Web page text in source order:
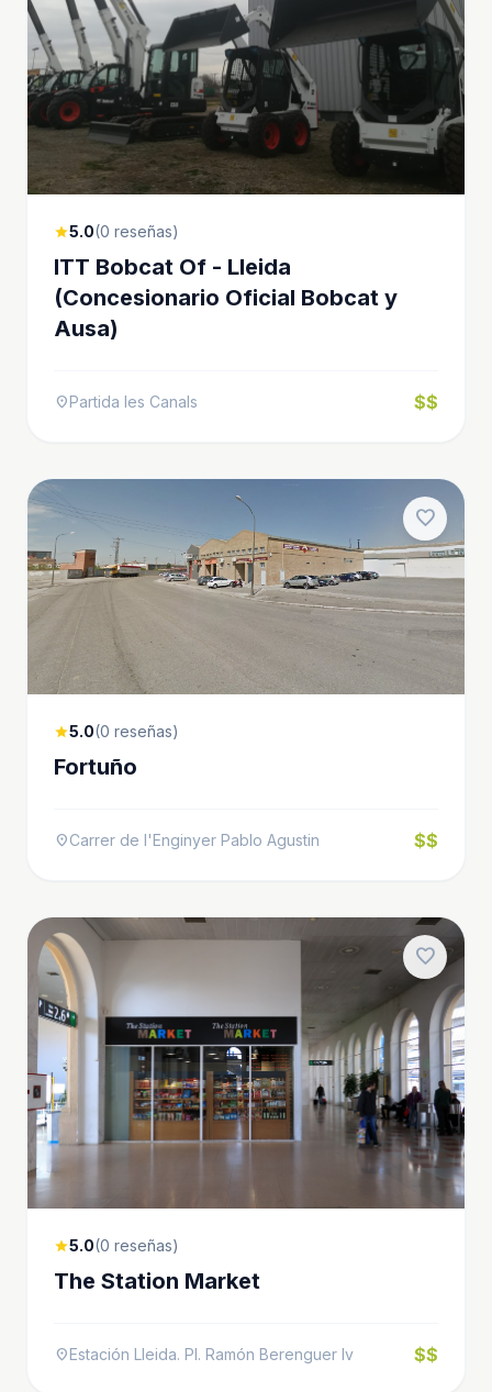
star5.0(0 reseñas)
ITT Bobcat Of - Lleida
(Concesionario Oficial Bobcat y
Ausa)
location_onPartida les Canals $$
favorite
star5.0(0 reseñas)
Fortuño
location_onCarrer de l'Enginyer Pablo Agustin $$
favorite
star5.0(0 reseñas)
The Station Market
location_onEstación Lleida. Pl. Ramón Berenguer Iv $$